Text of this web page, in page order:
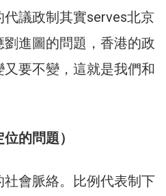
議政制其實serves北京
進圖的問題，香港的政
要不變，這就是我們和
的問題）
會脈絡。比例代表制下